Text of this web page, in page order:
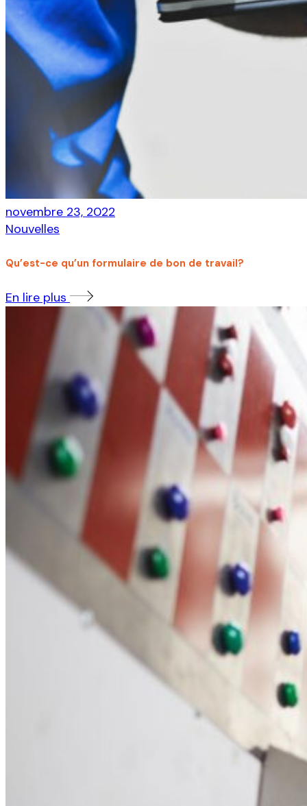
novembre 23, 2022
Nouvelles
Qu’est-ce qu’un formulaire de bon de travail?
En lire plus